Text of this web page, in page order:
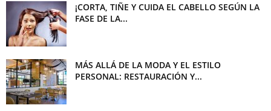
¡CORTA, TIÑE Y CUIDA EL CABELLO SEGÚN LA
FASE DE LA...
MÁS ALLÁ DE LA MODA Y EL ESTILO
PERSONAL: RESTAURACIÓN Y...